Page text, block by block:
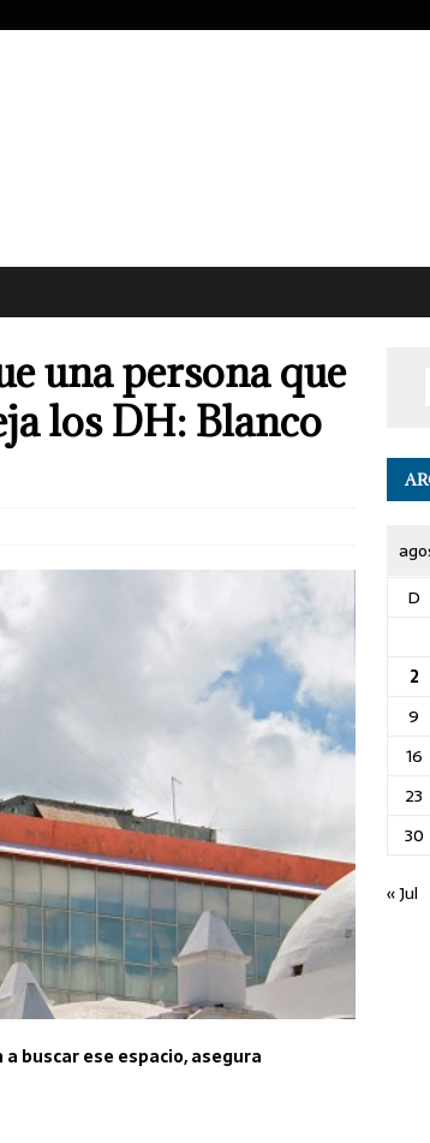
una persona que
los DH: Blanco
buscar ese espacio, asegura
D
2
9
16
23
30
« Jul